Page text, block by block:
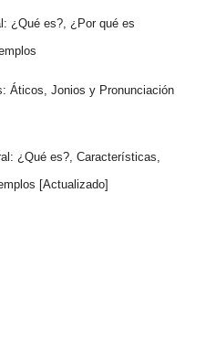
¿Qué es?, ¿Por qué es
Áticos, Jonios y Pronunciación
¿Qué es?, Características,
[Actualizado]